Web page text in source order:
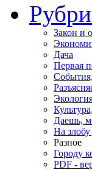
Закон и
Дача
Первая
Даешь,
На
Разное
Городу
PDF -